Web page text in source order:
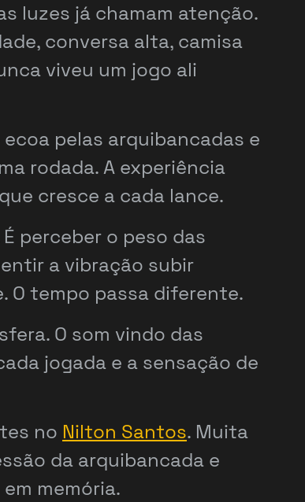
luzes já chamam atenção.
conversa alta, camisa
viveu um jogo ali
pelas arquibancadas e
rodada. A experiência
cresce a cada lance.
perceber o peso das
a vibração subir
O tempo passa diferente.
O som vindo das
jogada e a sensação de
no Nilton Santos. Muita
da arquibancada e
memória.